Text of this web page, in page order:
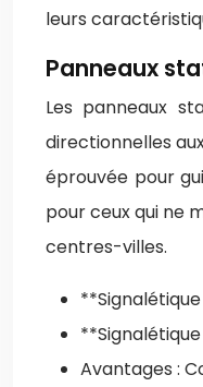
leurs
Panneaux
Les panneaux
directionnelles
éprouvée pour
pour ceux qui ne
centres-villes.
Avantages :